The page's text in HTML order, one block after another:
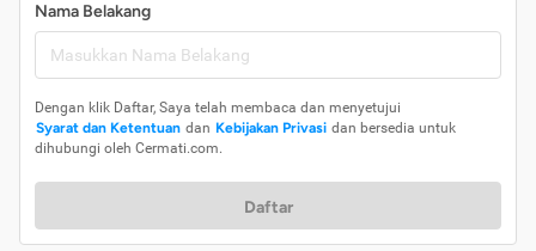
Nama Belakang
Dengan klik Daftar, Saya telah membaca dan menyetujui
Syarat dan Ketentuan dan Kebijakan Privasi dan bersedia untuk
dihubungi oleh Cermati.com.
Daftar